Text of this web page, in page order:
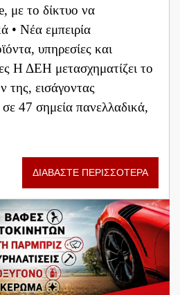
με το δίκτυο να
• Νέα εμπειρία
υπηρεσίες και
Η ΔΕΗ μετασχηματίζει το
της, εισάγοντας
47 σημεία πανελλαδικά,
ΔΙΑΒΑΣΤΕ ΠΕΡΙΣΣΟΤΕΡΑ